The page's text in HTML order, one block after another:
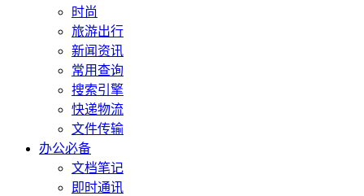
时尚
旅游出行
新闻资讯
常用查询
搜索引擎
快递物流
文件传输
办公必备
文档笔记
即时通讯